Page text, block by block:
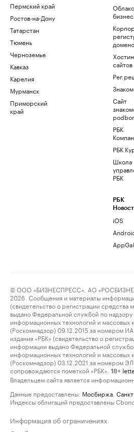
Пермский край
Ростов-на-Дону
Татарстан
Тюмень
Черноземье
Кавказ
Карелия
Мурманск
Приморский
край
сайтов
Сайт
РБК
РБК
Школа
РБК
РБК
iOS
© ООО «БИЗНЕСПРЕСС», АО
2026. Сообщения и материалы
(свидетельство о регистрации средства
выдано Федеральной службой по надзору
информационных технологий и массовых
(Роскомнадзор) 09.12.2015 за номером
издания «РБК» (свидетельство о
информации выдано Федеральной
информационных технологий и массовых
(Роскомнадзор) 03.12.2021 за номером
сопровождаются пометкой «РБК».
18+
Владельцем сайта является
Данные предоставлены: Мосбиржа
Индексы облигаций предоставлены
Информация об ограничениях